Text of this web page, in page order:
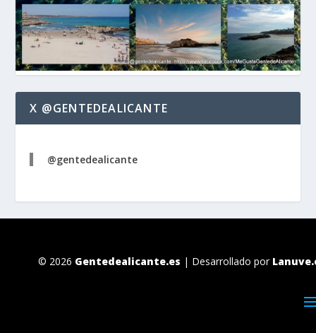
X @GENTEDEALICANTE
@gentedealicante
© 2026 Gentedealicante.es | Desarrollado por